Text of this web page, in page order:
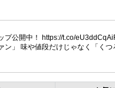
プ公開中！ https://t.co/
ン」 味や値段だけじゃなく「く